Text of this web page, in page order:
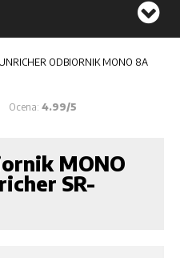
ODBIORNIK MONO 8A
Ocena: 4.99/5
MONO
SR-